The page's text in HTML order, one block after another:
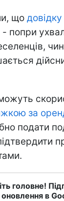
що
- попри
за
подати
головне!
оновлення в